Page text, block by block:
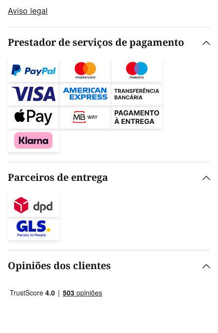
Aviso legal
Prestador de serviços de pagamento
Parceiros de entrega
Opiniões dos clientes